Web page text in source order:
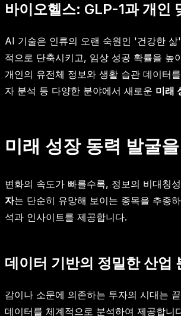
바이오헬스: GLP-1과 개인
AI 기술은 인류의 오랜 숙원인 '건강한
적으로 단축시키고, 임상 성공 확률을
개인의 유전체 정보와 생활 습관 데이터
자 분석 등 다양한 분야에서 새로운 미래
미래 성장 동력 발굴
변화의 속도가 빠를수록, 정보의 비대칭
자는 단순히 유망해 보이는 종목을 추종
석과 인사이트를 제공합니다.
데이터 기반의 정밀한 산업
감이나 소문에 의존하는 투자의 시대는
데이터를 체계적으로 분석하여 제공합